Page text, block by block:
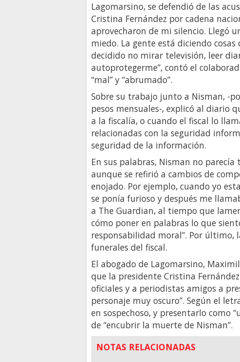
Lagomarsino, se defendió de las
Cristina Fernández por cadena
aprovecharon de mi silencio. Llegó
miedo. La gente está diciendo cosas
decidido no mirar televisión, leer
autoprotegerme”, contó el
“mal” y “abrumado”.
Sobre su trabajo junto a Nisman, -
pesos mensuales-, explicó al diario
a la fiscalía, o cuando el fiscal lo
relacionadas con la seguridad
seguridad de la información.
En sus palabras, Nisman no
aunque se refirió a cambios de
enojado. Por ejemplo, cuando yo
se ponía furioso y después me
a The Guardian, al tiempo que
cómo poner en palabras lo que
responsabilidad moral”. Por
funerales del fiscal.
El abogado de Lagomarsino,
que la presidente Cristina
oficiales y a periodistas amigos a
personaje muy oscuro”. Según el
en sospechoso, y presentarlo como
de “encubrir la muerte de Nisman”.
NOTAS RELACIONADAS